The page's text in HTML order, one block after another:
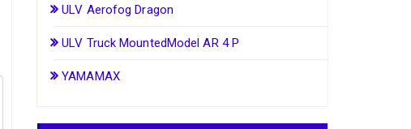
ULV Aerofog Dragon
ULV Truck MountedModel AR 4 P
YAMAMAX